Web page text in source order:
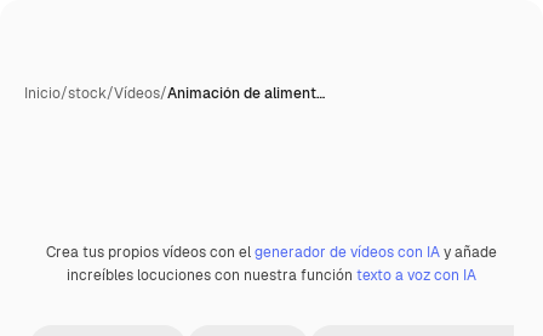
Inicio/stock/Vídeos/Animación de aliment…
Premium
Crea tus propios vídeos con elgenerador de vídeos con IAy añade
increíbles locuciones con nuestra función texto a voz con IA